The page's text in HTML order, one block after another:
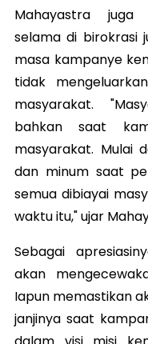
Mahayastra juga
selama di birokrasi
masa kampanye
tidak
masyarakat.
bahkan saat
masyarakat. Mulai
dan minum saat
semua dibiayai
waktu itu," ujar
Sebagai
akan
Iapun memastikan
janjinya saat